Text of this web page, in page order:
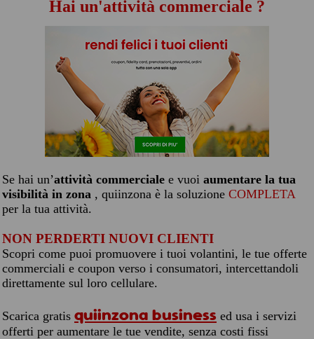
Hai un'attività commerciale ?
Se hai un’attività commerciale e vuoi aumentare la tua
visibilità in zona , quiinzona è la soluzione COMPLETA
per la tua attività.
NON PERDERTI NUOVI CLIENTI
Scopri come puoi promuovere i tuoi volantini, le tue offerte
commerciali e coupon verso i consumatori, intercettandoli
direttamente sul loro cellulare.
Scarica gratis quiinzona business ed usa i servizi
offerti per aumentare le tue vendite, senza costi fissi